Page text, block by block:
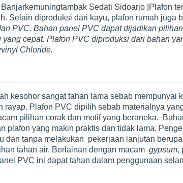
Sedati Sidoarjo |Plafon
Selain diproduksi dari kayu, plafon rumah juga
PVC. Bahan panel PVC dapat dijadikan
yang cepat. Plafon PVC diproduksi dari bahan
Chloride.
kesohor sangat tahan lama sebab mempunyai
rayap. Plafon PVC dipilih sebab materialnya
pilihan corak dan motif yang beraneka.
plafon yang makin praktis dan tidak lama.
dan tanpa melakukan pekerjaan lanjutan
tahan air. Berlainan dengan macam gypsum,
PVC ini dapat tahan dalam penggunaan